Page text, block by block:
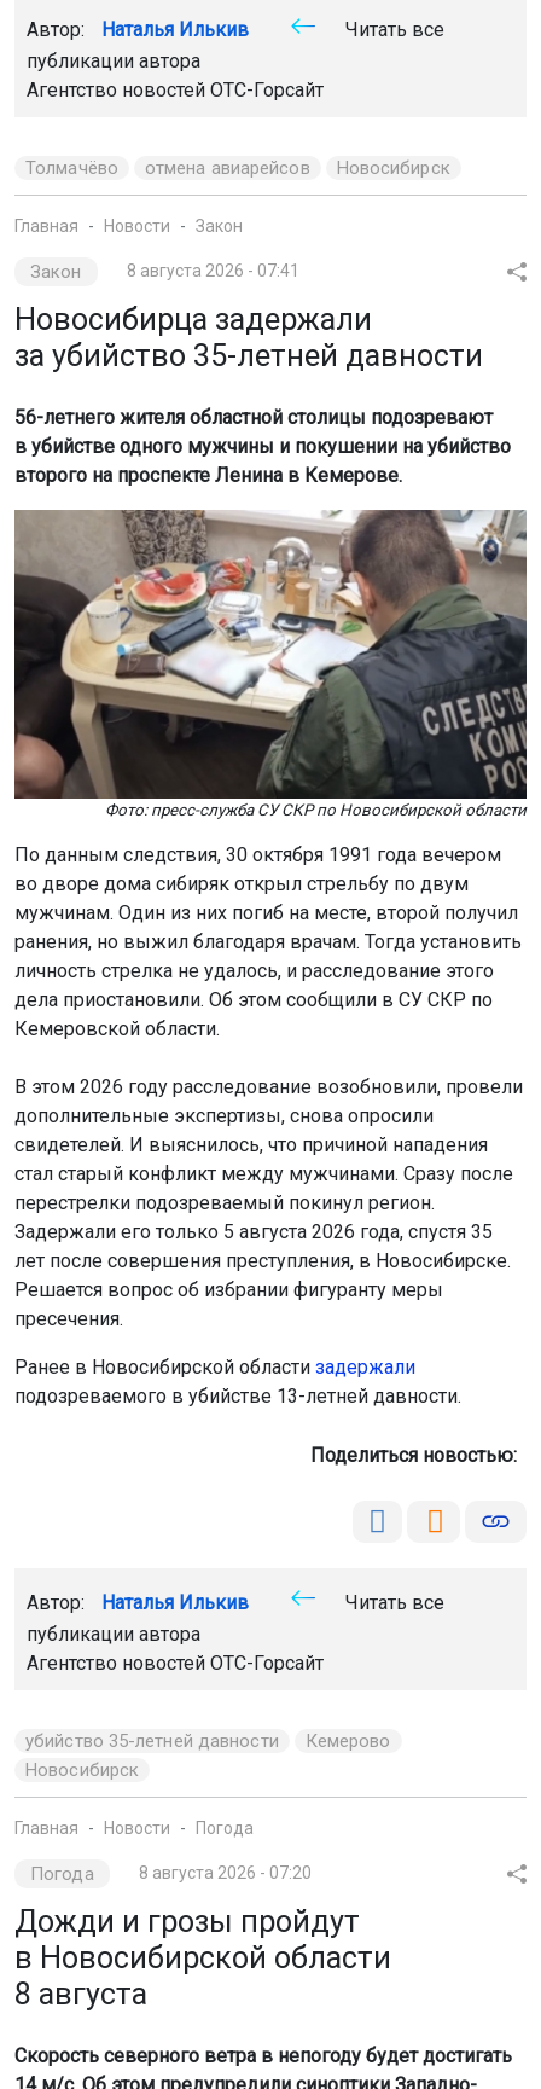
Автор: Наталья Илькив
Читать все
публикации автора
Агентство новостей ОТС-Горсайт
Толмачёво отмена авиарейсов Новосибирск
Главная Новости Закон
Закон 8 августа 2026 - 07:41
Новосибирца задержали
за убийство 35-летней давности
56-летнего жителя областной столицы подозревают
в убийстве одного мужчины и покушении на убийство
второго на проспекте Ленина в Кемерове.
Фото: пресс-служба СУ СКР по Новосибирской области
По данным следствия, 30 октября 1991 года вечером
во дворе дома сибиряк открыл стрельбу по двум
мужчинам. Один из них погиб на месте, второй получил
ранения, но выжил благодаря врачам. Тогда установить
личность стрелка не удалось, и расследование этого
дела приостановили. Об этом сообщили в СУ СКР по
Кемеровской области.
В этом 2026 году расследование возобновили, провели
дополнительные экспертизы, снова опросили
свидетелей. И выяснилось, что причиной нападения
стал старый конфликт между мужчинами. Сразу после
перестрелки подозреваемый покинул регион.
Задержали его только 5 августа 2026 года, спустя 35
лет после совершения преступления, в Новосибирске.
Решается вопрос об избрании фигуранту меры
пресечения.
Ранее в Новосибирской области задержали
подозреваемого в убийстве 13-летней давности.
Поделиться новостью:
Автор: Наталья Илькив
Читать все
публикации автора
Агентство новостей ОТС-Горсайт
убийство 35-летней давности
Кемерово
Новосибирск
Главная Новости Погода
Погода 8 августа 2026 - 07:20
Дожди и грозы пройдут
в Новосибирской области
8 августа
Скорость северного ветра в непогоду будет достигать
14 м/с. Об этом предупредили синоптики Западно-